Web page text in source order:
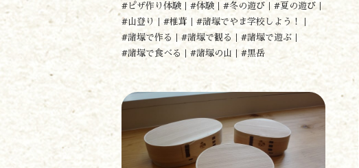
#ピザ作り体験
#体験 #冬の遊び
#夏の遊び
#山登り
#椎茸
#諸塚でやま学校しよう！
#諸塚で作る
#諸塚で観る
#諸塚で遊ぶ
#諸塚で食べる
#諸塚の山 #黒岳